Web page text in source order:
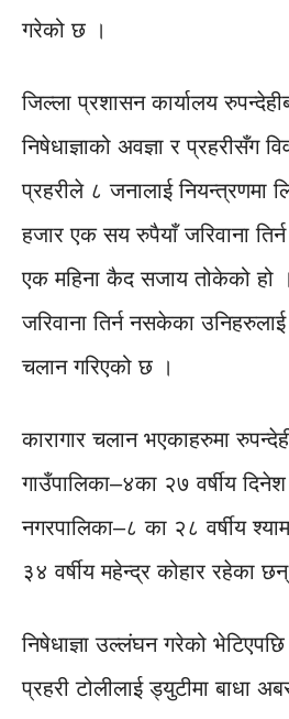
गरेको छ ।
जिल्ला प्रशासन कार्यालय
निषेधाज्ञाको अवज्ञा र प्रहरीसँग
प्रहरीले ८ जनालाई नियन्त्रणमा
हजार एक सय रुपैयाँ जरिवाना
एक महिना कैद सजाय तोकेको हो ।
जरिवाना तिर्न नसकेका उनिहरुलाई
चलान गरिएको छ ।
कारागार चलान भएकाहरुमा
गाउँपालिका–४का २७ वर्षीय दिनेश
नगरपालिका–८ का २८ वर्षीय
३४ वर्षीय महेन्द्र कोहार रहेका
निषेधाज्ञा उल्लंघन गरेको भेटिएपछि
प्रहरी टोलीलाई ड्युटीमा बाधा